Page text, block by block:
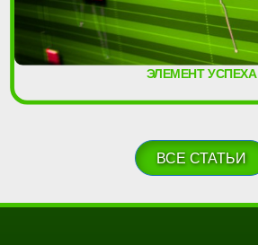
ЭЛЕМЕНТ УСПЕХА
ВСЕ СТАТЬИ